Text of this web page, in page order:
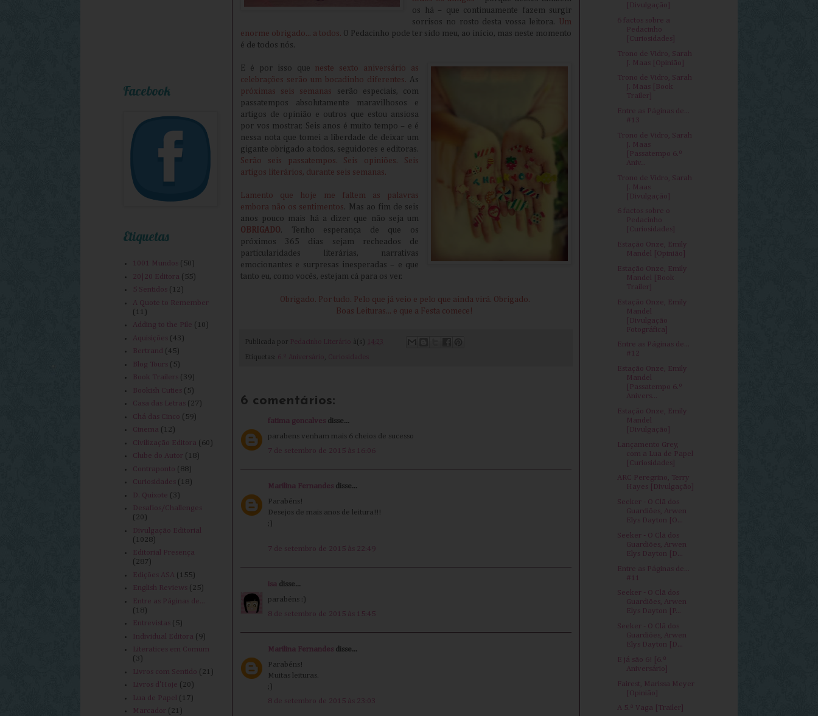
os há – que continuamente fazem surgir
sorrisos no rosto desta vossa leitora.
Um
enorme obrigado... a todos. O Pedacinho pode ter sido meu, ao início, mas neste momento
é de todos nós.
E é por isso que
neste sexto aniversário as
celebrações serão um bocadinho diferentes. As
próximas seis semanas
serão especiais, com
passatempos absolutamente maravilhosos e
artigos de opinião e outros que estou ansiosa
por vos mostrar. Seis anos é muito tempo – e é
nessa nota que tomei a liberdade de deixar um
gigante obrigado a todos, seguidores e editoras.
Serão seis passatempos. Seis opiniões. Seis
artigos literários, durante seis semanas.
Lamento que hoje me faltem as palavras
embora não os sentimentos. Mas ao fim de seis
anos pouco mais há a dizer que não seja um
OBRIGADO. Tenho esperança de que os
próximos 365 dias sejam recheados de
particularidades literárias, narrativas
emocionantes e surpresas inesperadas – e que
tanto eu, como vocês, estejam cá para os ver.
Obrigado. Por tudo. Pelo que já veio e pelo que ainda virá. Obrigado.
Boas Leituras... e que a Festa comece!
Publicada por Pedacinho Literário à(s) 14:23
Etiquetas: 6.º Aniversário , Curiosidades
6 comentários:
fatima goncalves disse...
parabens venham mais 6 cheios de sucesso
7 de setembro de 2015 às 16:06
Marilina Fernandes disse...
Parabéns!
Desejos de mais anos de leitura!!!
;)
7 de setembro de 2015 às 22:49
isa disse...
parabéns :)
8 de setembro de 2015 às 15:45
Marilina Fernandes disse...
Parabéns!
Muitas leituras.
;)
8 de setembro de 2015 às 23:03
Facebook
Etiquetas
1001 Mundos
(50)
20|20 Editora (55)
5 Sentidos
(12)
A Quote to Remember
(11)
Adding to the Pile
(10)
Aquisições (43)
Bertrand
(45)
Blog Tours (5)
Book Trailers
(39)
Bookish Cuties (5)
Casa das Letras
(27)
Chá das Cinco (59)
Cinema
(12)
Civilização Editora (60)
Clube do Autor
(18)
Contraponto (88)
Curiosidades
(18)
D. Quixote (3)
Desafios/Challenges
(20)
Divulgação Editorial
(1028)
Editorial Presença
(287)
Edições ASA (155)
English Reviews
(25)
Entre as Páginas de...
(18)
Entrevistas
(5)
Individual Editora (9)
Literatices em Comum
(3)
Livros com Sentido (21)
Livros d'Hoje
(20)
Lua de Papel
(17)
Marcador
(21)
[Divulgação]
6 factos sobre a
Pedacinho
[Curiosidades]
Trono de Vidro, Sarah
J. Maas [Opinião]
Trono de Vidro, Sarah
J. Maas [Book
Trailer]
Entre as Páginas de...
#13
Trono de Vidro, Sarah
J. Maas
[Passatempo 6.º
Aniv...
Trono de Vidro, Sarah
J. Maas
[Divulgação]
6 factos sobre o
Pedacinho
[Curiosidades]
Estação Onze, Emily
Mandel [Opinião]
Estação Onze, Emily
Mandel [Book
Trailer]
Estação Onze, Emily
Mandel
[Divulgação
Fotográfica]
Entre as Páginas de...
#12
Estação Onze, Emily
Mandel
[Passatempo 6.º
Anivers...
Estação Onze, Emily
Mandel
[Divulgação]
Lançamento Grey,
com a Lua de Papel
[Curiosidades]
ARC Peregrino, Terry
Hayes [Divulgação]
Seeker - O Clã dos
Guardiões, Arwen
Elys Dayton [O...
Seeker - O Clã dos
Guardiões, Arwen
Elys Dayton [D...
Entre as Páginas de...
#11
Seeker - O Clã dos
Guardiões, Arwen
Elys Dayton [P...
Seeker - O Clã dos
Guardiões, Arwen
Elys Dayton [D...
E já são 6! [6.º
Aniversário]
Fairest, Marissa Meyer
[Opinião]
A 5.ª Vaga [Trailer]